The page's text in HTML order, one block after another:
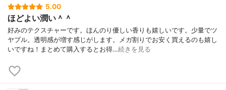
5.00
ほどよい潤い＾＾
好みのテクスチャーです。ほんのり優しい香りも嬉しいです。少量でツ
ヤプル。透明感が増す感じがします。メガ割りでお安く買えるのも嬉し
いですね！まとめて購入するとお得…続きを見る